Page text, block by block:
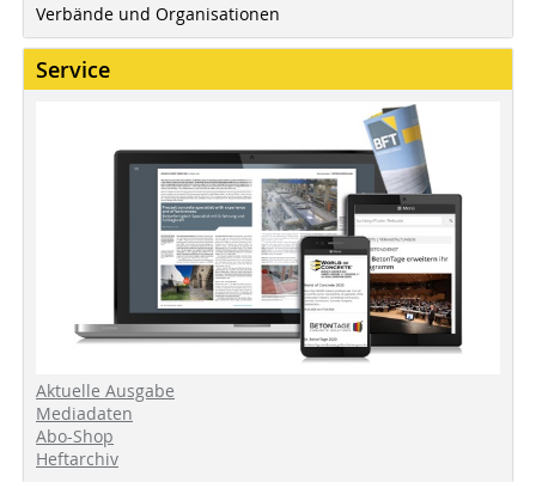
Verbände und Organisationen
Service
Aktuelle Ausgabe
Mediadaten
Abo-Shop
Heftarchiv